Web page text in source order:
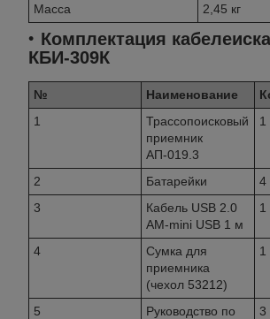
Масса
2,45 кг
Комплектация
КБИ-309К
№ Наименование
1
Трассопоисковый
приемник
АП-019.3
1
2 Батарейки
4
3
Кабель USB 2.0
AM-mini USB 1 м
1
4
Сумка для
приемника
(чехол 53212)
1
5
Руководство по
3